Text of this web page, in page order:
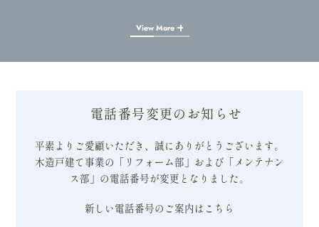
View More
電話番号変更のお知らせ
平素よりご愛顧いただき、誠にありがとうございます。
木造戸建て事業の「リフォーム部」および「メンテナン
ス部」の電話番号が変更となりました。
新しい電話番号のご案内はこちら